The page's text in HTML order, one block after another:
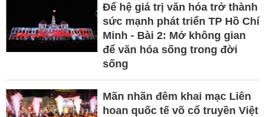
Để hệ giá trị văn hóa trở thành
sức mạnh phát triển TP Hồ Chí
Minh - Bài 2: Mở không gian
để văn hóa sống trong đời
sống
Mãn nhãn đêm khai mạc Liên
hoan quốc tế võ cổ truyền Việt